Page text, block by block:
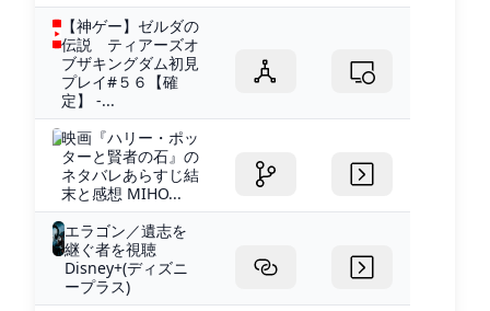
【神ゲー】ゼルダの
伝説 ティアーズオ
ブザキングダム初見
プレイ#５６【確
定】 -...
映画『ハリー・ポッ
ターと賢者の石』の
ネタバレあらすじ結
末と感想 MIHO...
エラゴン／遺志を
継ぐ者を視聴
Disney+(ディズニ
ープラス)